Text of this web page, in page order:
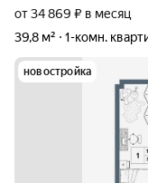
от 34 869 ₽ в месяц
39,8 м²
1-комн.
новостройка